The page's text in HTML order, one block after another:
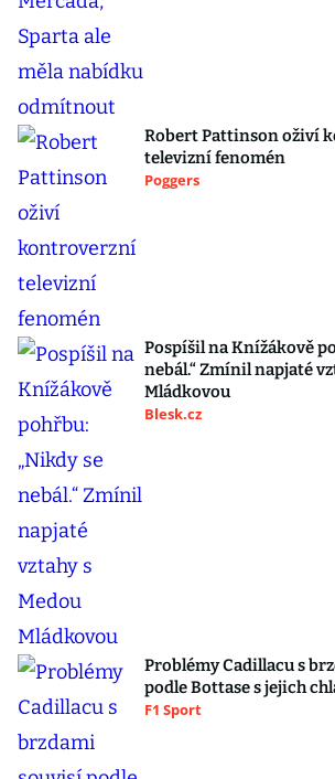
Robert Pattinson oživí
televizní fenomén
Poggers
Pospíšil na Knížákově
nebál.“ Zmínil napjaté
Mládkovou
Blesk.cz
Problémy Cadillacu s
podle Bottase s jejich
F1 Sport